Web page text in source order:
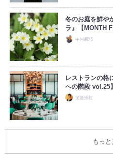
冬のお庭を鮮や
ラ』【MONTH
中村麻耶
レストランの格
への階段 vol.25】
須釜崇枝
もっと